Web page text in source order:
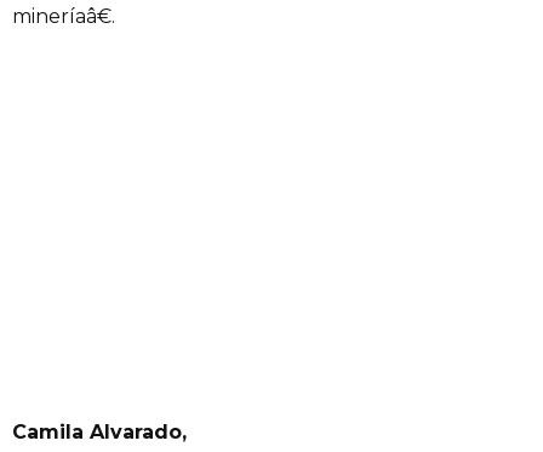
mineríaâ€.
Camila Alvarado,